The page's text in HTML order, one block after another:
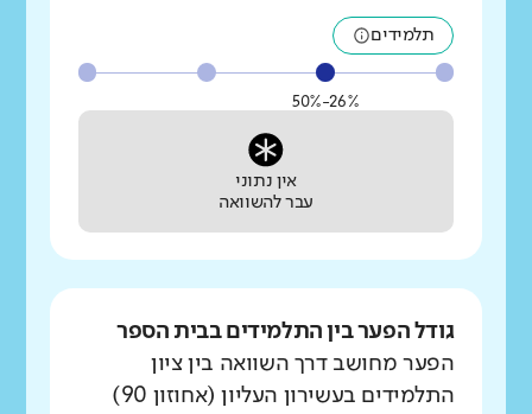
תלמידים
26%-50%
אין נתוני
עבר להשוואה
גודל הפער בין התלמידים בבית הספר
הפער מחושב דרך השוואה בין ציון
התלמידים בעשירון העליון (אחוזון 90)